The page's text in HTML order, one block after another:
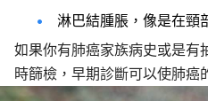
淋巴結腫脹，像是在頸
如果你有肺癌家族病史或是有
時篩檢，早期診斷可以使肺癌